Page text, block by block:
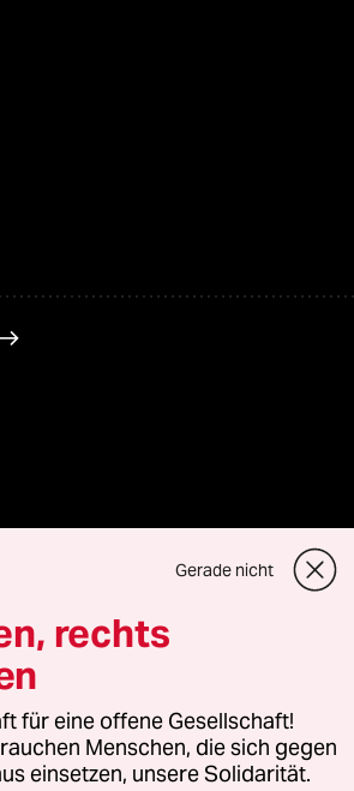
Vertriebs GmbH
rechtlichen Fragen oder für Genehmigungen
lizenzen@taz.de
Gerade nicht
rechts
für eine offene Gesellschaft!
Menschen, die sich gegen
einsetzen, unsere Solidarität.